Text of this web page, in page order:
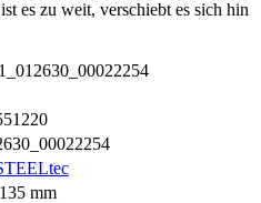
es zu weit, verschiebt es sich hin
mm